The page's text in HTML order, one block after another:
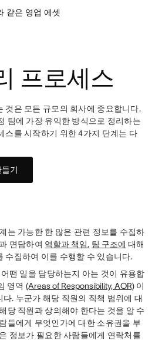
같은 영업 에셋
프로세스
것은 모든 규모의 회사에 중요합니다.
팀에 가장 유익한 방식으로 정리하는
스를 시작하기 위한 4가지 단계는 다
기
는 가능한 한 많은 관련 정보를 수집하
면담하여 역할과 책임, 팀 구조에 대해
수집하여 이를 수행할 수 있습니다.
떤 일을 담당하는지 아는 것이 유용합
영역 (Areas of Responsibility, AOR) 이
. 누군가 해당 직원의 직책 범위에 대
당 직원과 상의해야 한다는 것을 알 수
들에게 무엇인가에 대한 소유권을 부
정보가 필요한 사람들에게 연락처를